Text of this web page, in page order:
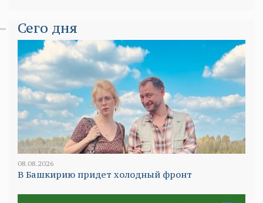
Сего дня
08.08.2026
В Башкирию придет холодный фронт